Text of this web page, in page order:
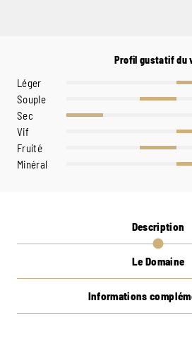
Profil gustatif du
Léger
Souple
Sec
Vif
Fruité
Minéral
Description
Le Domaine
Informations